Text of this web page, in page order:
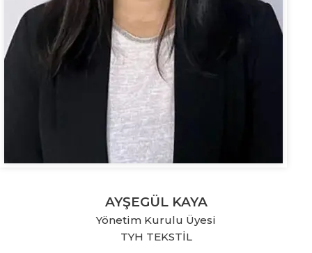
AYŞEGÜL KAYA
Yönetim Kurulu Üyesi
TYH TEKSTİL